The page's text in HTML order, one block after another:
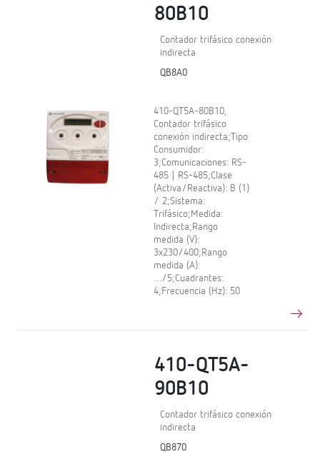
80B10
Contador trifásico conexión
indirecta
QB8A0
410-QT5A-80B10,
Contador trifásico
conexión indirecta;Tipo
Consumidor:
3;Comunicaciones: RS-
485 | RS-485;Clase
(Activa/Reactiva): B (1)
/ 2;Sistema:
Trifásico;Medida:
Indirecta;Rango
medida (V):
3x230/400;Rango
medida (A):
…/5;Cuadrantes:
4;Frecuencia (Hz): 50
410-QT5A-
90B10
Contador trifásico conexión
indirecta
QB870